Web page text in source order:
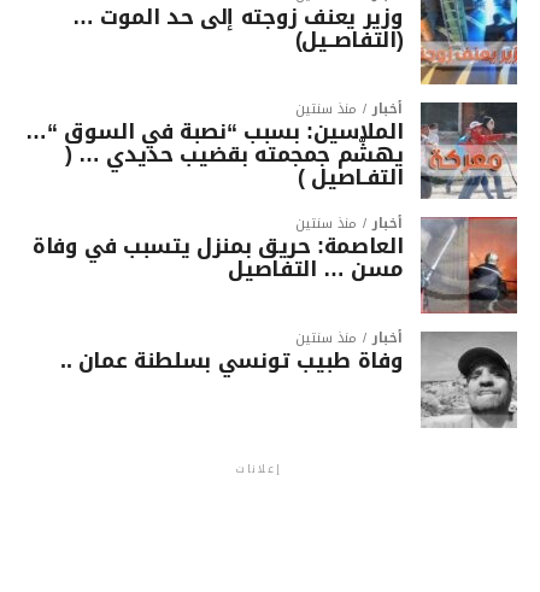
وزير يعنف زوجته إلى حد الموت …
(التفاصــيل)
أخبار منذ سنتين
الملاسين: بسبب “نصبة في السوق “…
يهشّم جمجمته بقضيب حديدي … (
التفـاصيل )
أخبار منذ سنتين
العاصمة: حريق بمنزل يتسبب في وفاة
مسن … التفاصيل
أخبار منذ سنتين
وفاة طبيب تونسي بسلطنة عمان ..
إعلانات